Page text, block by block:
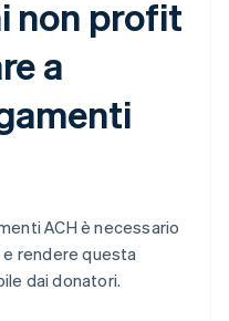
non profit
a
ACH è necessario
rendere questa
dai donatori.